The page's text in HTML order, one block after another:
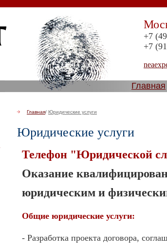
+7
+7
Главная
Главная/ Юридические услуги
Юридические услуги
Телефон "Юридической
Оказание
юридическим и
Общие юридические услуги:
- Разработка проекта договора,